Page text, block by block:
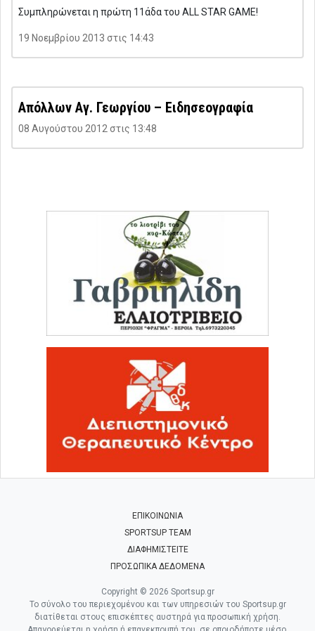
Συμπληρώνεται η πρώτη 11άδα του ALL STAR GAME!
19 Νοεμβρίου 2013 στις 14:43
Απόλλων Αγ. Γεωργίου – Ειδησεογραφία
08 Αυγούστου 2012 στις 13:48
ΕΠΙΚΟΙΝΩΝΙΑ
SPORTSUP TEAM
ΔΙΑΦΗΜΙΣΤΕΙΤΕ
ΠΡΟΣΩΠΙΚΑ ΔΕΔΟΜΕΝΑ
Copyright © 2026 Sportsup.gr
Το σύνολο του περιεχομένου και των υπηρεσιών του Sportsup.gr
διατίθεται στους επισκέπτες αυστηρά για προσωπική χρήση.